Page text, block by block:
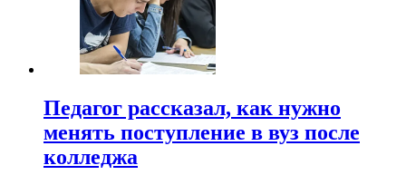
Педагог рассказал, как нужно
менять поступление в вуз после
колледжа